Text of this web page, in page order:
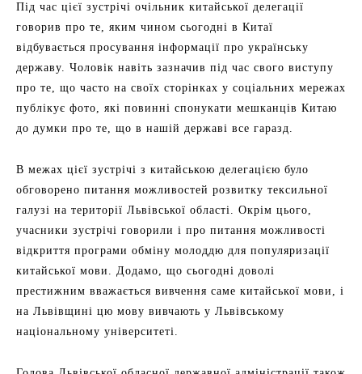
Під час цієї зустрічі очільник китайської делегації
говорив про те, яким чином сьогодні в Китаї
відбувається просування інформації про українську
державу. Чоловік навіть зазначив під час свого виступу
про те, що часто на своїх сторінках у соціальних мережах
публікує фото, які повинні спонукати мешканців Китаю
до думки про те, що в нашій державі все гаразд.
В межах цієї зустрічі з китайською делегацією було
обговорено питання можливостей розвитку тексильної
галузі на території Львівської області. Окрім цього,
учасники зустрічі говорили і про питання можливості
відкриття програми обміну молоддю для популяризації
китайської мови. Додамо, що сьогодні доволі
престижним вважається вивчення саме китайської мови, і
на Львівщині цю мову вивчають у Львівському
національному університеті.